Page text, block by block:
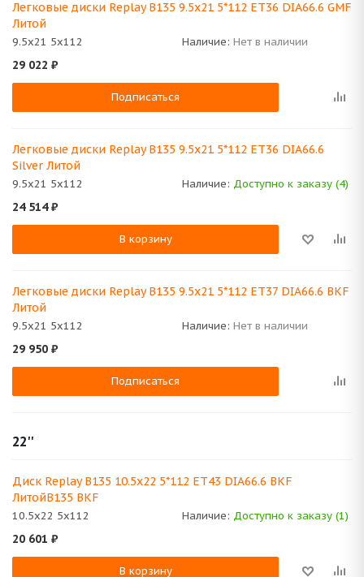
Легковые диски Replay B135 9.5x21 5*112 ET36 DIA66.6 GMF
Литой
9.5x21 5x112 Наличие: Нет в наличии
29 022 ₽
Подписаться
Легковые диски Replay B135 9.5x21 5*112 ET36 DIA66.6
Silver Литой
9.5x21 5x112 Наличие: Доступно к заказу (4)
24 514₽
В корзину
Легковые диски Replay B135 9.5x21 5*112 ET37 DIA66.6 BKF
Литой
9.5x21 5x112 Наличие: Нет в наличии
29 950 ₽
Подписаться
22''
Диск Replay B135 10.5x22 5*112 ET43 DIA66.6 BKF
ЛитойB135 BKF
10.5x22 5x112 Наличие: Доступно к заказу (1)
20 601 ₽
В корзину